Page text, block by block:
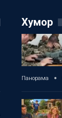
Хумор
Панорама